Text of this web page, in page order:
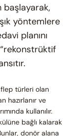
başlayarak,
yöntemlere
planını
türleri olan
hazırlanır ve
kullanılır.
bağlı kalarak
donör alana